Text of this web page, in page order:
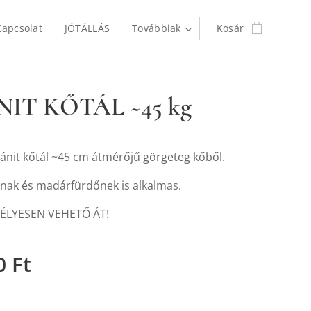
JÓTÁLLÁS Továbbiak Kosár
KŐTÁL ~45 kg
kőtál ~45 cm átmérőjű görgeteg kőből.
és madárfürdőnek is alkalmas.
VEHETŐ ÁT!
Ft